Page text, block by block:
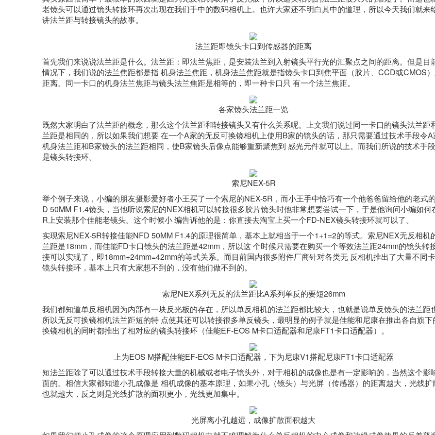
老镜头可以通过镜头转接环再次出现在我们手中的数码相机上。也许大家还不明白其中的道理，所以今天我们就来
讲法兰距与转接镜头的故事。
法兰距即镜头卡口到传感器的距离
首先我们来说说法兰距是什么。法兰距：即法兰焦距，是安装法兰到入射镜头平行光的汇聚点之间的距离。但是目
情况下，我们说的法兰焦距都是指 机身法兰焦距，机身法兰焦距就是指镜头卡口到焦平面（胶片、CCD或CMOS
距离。同一卡口的机身法兰焦距与镜头法兰焦距是相等的，即一种卡口只 有一个法兰焦距。
各家镜头法兰距一览
既然大家明白了法兰距的概念，那么这个法兰距和转接镜头又有什么关系呢。上文我们说过同一卡口的镜头法兰距
兰距是相同的，所以如果我们想要 在一个A家的无反可换镜相机上使用B家的镜头的话，那只需要通过技术手段令
机身法兰距和B家镜头的法兰距相同，使B家镜头后像点能够重新聚焦到 感光元件就可以上。而我们所说的技术手
是镜头转接环。
索尼NEX-5R
举个例子来说，小编的朋友摄影爱好者小王买了一个索尼的NEX-5R，而小王手中恰巧有一个他爸爸留给他的老式
D 50MM F1.4镜头，当他听说索尼的NEX相机可以转接很多胶片镜头时他非常想要尝试一下，于是他询问小编如何
R上安装那个佳能老镜头。这个时候小 编告诉他的是：你直接去淘宝上买一个FD-NEX镜头转接环就可以了。
实现索尼NEX-5R转接佳能NFD 50MM F1.4的原理很简单，基本上就相当于一个1+1=2的等式。索尼NEX无反相机
兰距是18mm，而佳能FD卡口镜头的法兰距是42mm，所以这 个时候只需要在购买一个等效法兰距24mm的镜头转
接可以实现了，即18mm+24mm=42mm的等式关系。而目前国内很多附件厂商针对各类无 反相机推出了大量不同
镜头转接环，基本上只有大家想不到的，没有他们做不到的。
索尼NEX系列无反的法兰距比A系列单反的要短26mm
我们都知道单反相机因为内部有一块反光板的存在，所以单反相机的法兰距都比较大，也就是说单反镜头的法兰距
所以无反可换镜相机法兰距短的特 点使其还可以转接很多单反镜头，最明显的例子就是佳能和尼康在推出各自旗
换镜相机的同时都推出了相对应的镜头转接环（佳能EF-EOS M卡口适配器和尼康FT1卡口适配器）。
上为EOS M搭配佳能EF-EOS M卡口适配器，下为尼康V1搭配尼康FT1卡口适配器
短法兰距除了可以通过技术手段转接大量的机械或者电子镜头外，对于相机的成像也是有一定影响的，当然这个影
面的。相信大家都知道小孔成像是 相机成像的基本原理，如果小孔（镜头）与光屏（传感器）的距离越大，光线
也就越大，反之则是光线扩散的面积更小，光线更加集中。
光屏离小孔越远，成像扩散面积越大